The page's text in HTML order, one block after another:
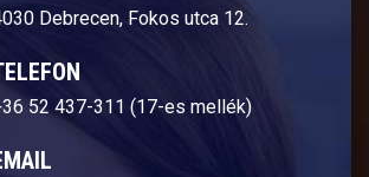
Debrecen, Fokos utca 12.
52 437-311 (17-es mellék)